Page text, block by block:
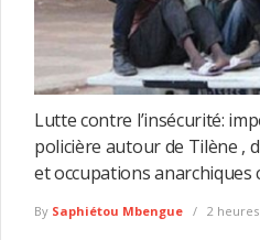
Lutte contre l’insécurité:
policière autour de Tilène ,
et occupations anarchiques
By Saphiétou Mbengue 2 heures